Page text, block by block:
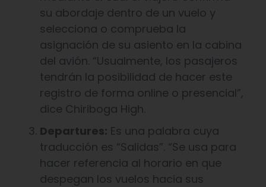
su abordaje dentro de un vuelo y
selecciona o comprueba la
asignación de su asiento en la cabina
del avión. “Usualmente, los pasajeros
tendrán la posibilidad de hacer este
registro de forma online o presencial”,
dice Chiriboga High.
Departures: Es una palabra cuya
traducción es “Salidas”. “Se usa para
hacer referencia al horario en que
despegan los vuelos hacia sus